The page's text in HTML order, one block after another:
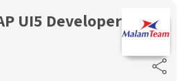
UI5 Developer